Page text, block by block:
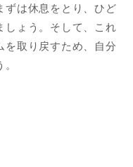
ずは休息をとり、ひど
しょう。そして、これ
を取り戻すため、自分